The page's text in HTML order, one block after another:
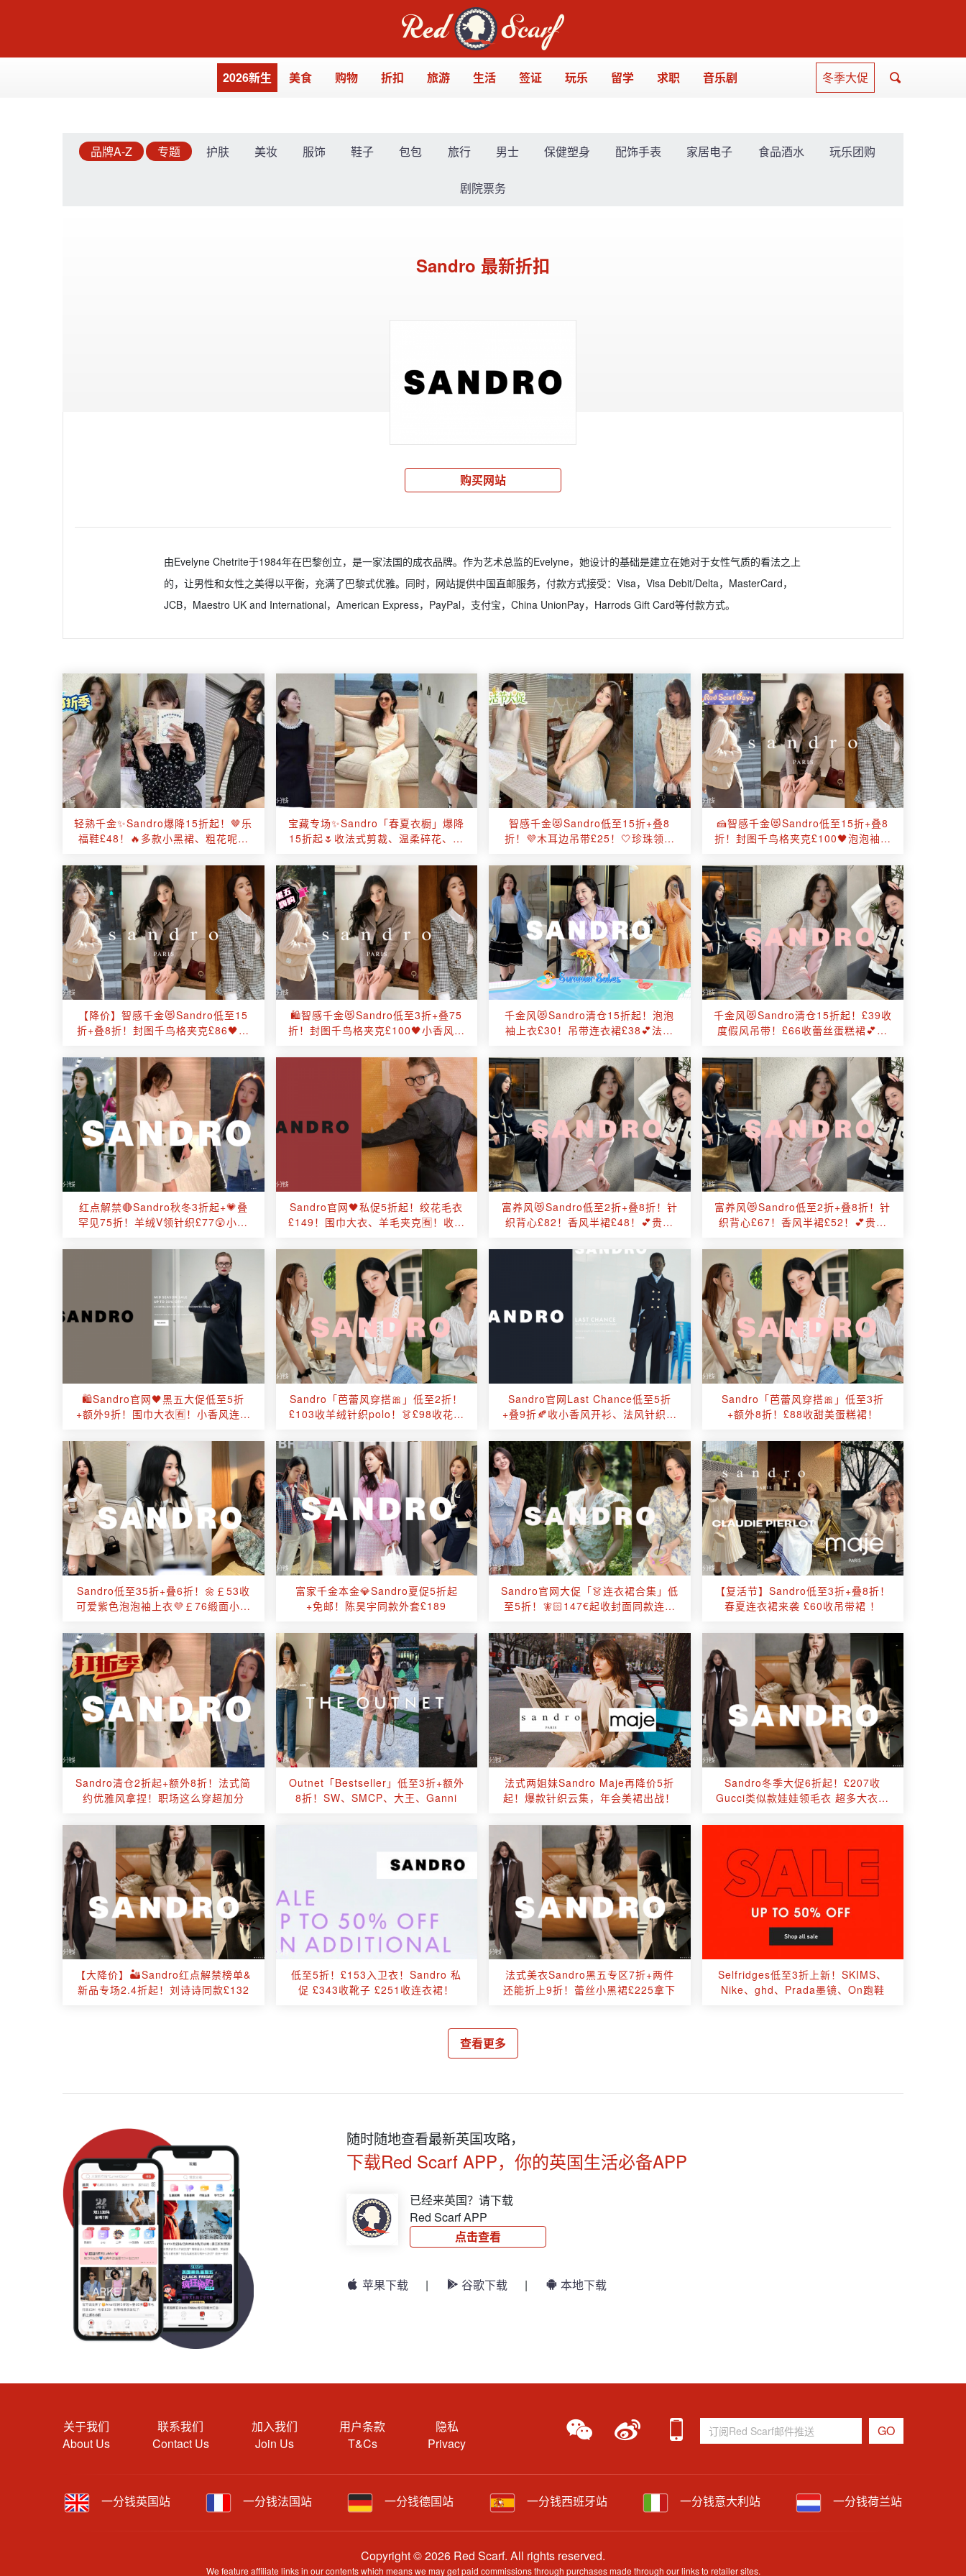
2026新生 美食 购物 折扣 旅游 生活 签证 玩乐 留学 求职 音乐剧 冬季大促
品牌A-Z 专题 护肤 美妆 服饰 鞋子 包包 旅行 男士 保健塑身 配饰手表 家居电子 食品酒水 玩乐团购
剧院票务
Sandro 最新折扣
购买网站
由Evelyne Chetrite于1984年在巴黎创立，是一家法国的成衣品牌。作为艺术总监的Evelyne，她设计的基础是建立在她对于女性气质的看法之上
的，让男性和女性之美得以平衡，充满了巴黎式优雅。同时，网站提供中国直邮服务，付款方式接受：Visa，Visa Debit/Delta，MasterCard，
JCB，Maestro UK and International，American Express，PayPal，支付宝，China UnionPay，Harrods Gift Card等付款方式。
轻熟千金✨Sandro爆降15折起！🤎乐
福鞋£48！🔥多款小黑裙、粗花呢连
宝藏专场✨Sandro「春夏衣橱」爆降
15折起🌷收法式剪裁、温柔碎花、小
智感千金😻Sandro低至15折+叠8
折！💜木耳边吊带£25！🤍珍珠领小
🍰智感千金😻Sandro低至15折+叠8
折！封图千鸟格夹克£100🖤泡泡袖上
【降价】智感千金😻Sandro低至15
折+叠8折！封图千鸟格夹克£86🖤泡
🛍智感千金😻Sandro低至3折+叠75
折！封图千鸟格夹克£100🖤小香风夹
千金风😻Sandro清仓15折起！泡泡
袖上衣£30！吊带连衣裙£38💕法式
千金风😻Sandro清仓15折起！£39收
度假风吊带！£66收蕾丝蛋糕裙💕法
红点解禁🔴Sandro秋冬3折起+💗叠
罕见75折！羊绒V领针织£77😲小香
Sandro官网🖤私促5折起！绞花毛衣
£149！围巾大衣、羊毛夹克🈶！收小
富养风😻Sandro低至2折+叠8折！针
织背心£82！香风半裙£48！💕贵气
富养风😻Sandro低至2折+叠8折！针
织背心£67！香风半裙£52！💕贵气
🛍️Sandro官网🖤黑五大促低至5折
+额外9折！围巾大衣🈶！小香风连衣
Sandro「芭蕾风穿搭🎀」低至2折！
£103收羊绒针织polo！👗£98收花呢
Sandro官网Last Chance低至5折
+叠9折🍂收小香风开衫、法风针织！
Sandro「芭蕾风穿搭🎀」低至3折
+额外8折！£88收甜美蛋糕裙！
Sandro低至35折+叠6折！🌼￡53收
可爱紫色泡泡袖上衣💜￡76缎面小黑
富家千金本金💎Sandro夏促5折起
+免邮！陈昊宇同款外套£189
Sandro官网大促「👗连衣裙合集」低
至5折！🧚🏻147€起收封面同款连衣
【复活节】Sandro低至3折+叠8折！
春夏连衣裙来袭 £60收吊带裙 ！
Sandro清仓2折起+额外8折！法式简
约优雅风拿捏！职场这么穿超加分
Outnet「Bestseller」低至3折+额外
8折！SW、SMCP、大王、Ganni
法式两姐妹Sandro Maje再降价5折
起！爆款针织云集，年会美裙出战！
Sandro冬季大促6折起！£207收
Gucci类似款娃娃领毛衣 超多大衣外
【大降价】🏜️Sandro红点解禁榜单&
新品专场2.4折起！刘诗诗同款£132
低至5折！£153入卫衣！Sandro 私
促 £343收靴子 £251收连衣裙！
法式美衣Sandro黑五专区7折+两件
还能折上9折！蕾丝小黑裙£225拿下
Selfridges低至3折上新！SKIMS、
Nike、ghd、Prada墨镜、On跑鞋
查看更多
随时随地查看最新英国攻略，
下载Red Scarf APP，你的英国生活必备APP
已经来英国？请下载
Red Scarf APP
点击查看
苹果下载 | 谷歌下载 | 本地下载
关于我们
About Us
联系我们
Contact Us
加入我们
Join Us
用户条款
T&Cs
隐私
Privacy
一分钱英国站 一分钱法国站 一分钱德国站 一分钱西班牙站 一分钱意大利站 一分钱荷兰站
Copyright © 2026 Red Scarf. All rights reserved.
We feature affiliate links in our contents which means we may get paid commissions through purchases made through our links to retailer sites.